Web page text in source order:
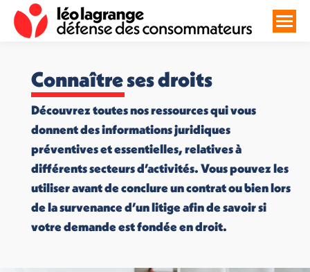
Connaître ses droits
Découvrez toutes nos ressources qui vous
donnent des informations juridiques
préventives et essentielles, relatives à
différents secteurs d’activités. Vous pouvez les
utiliser avant de conclure un contrat ou bien lors
de la survenance d’un litige afin de savoir si
votre demande est fondée en droit.